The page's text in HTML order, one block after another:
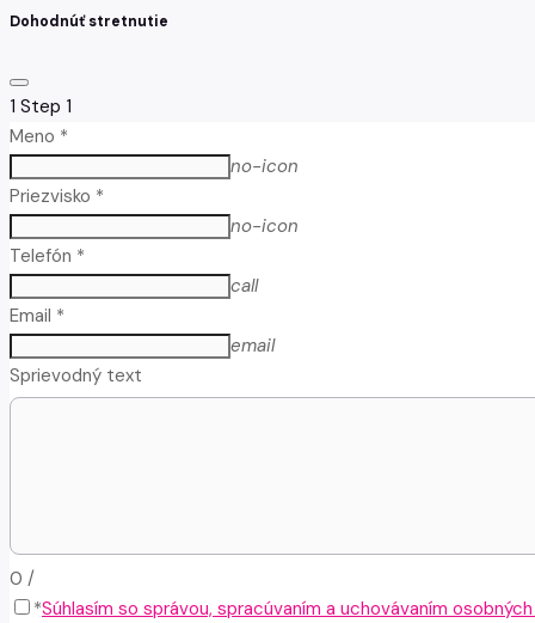
Dohodnúť stretnutie
1 Step 1
Meno *
no-icon
Priezvisko *
no-icon
Telefón *
call
Email *
email
Sprievodný text
0 /
*Súhlasím so správou, spracúvaním a uchovávaním